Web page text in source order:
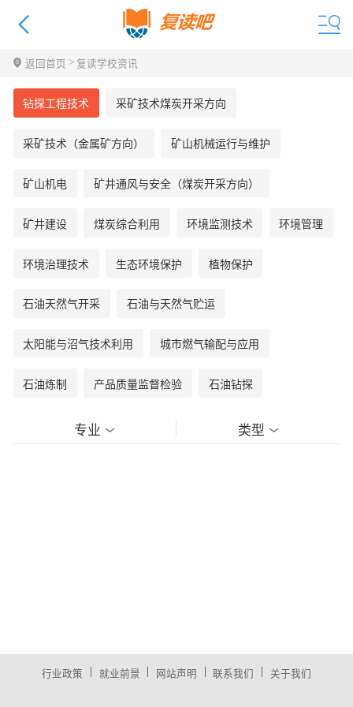
返回首页 > 复读学校资讯
钻探工程技术 采矿技术煤炭开采方向
采矿技术（金属矿方向） 矿山机械运行与维护
矿山机电 矿井通风与安全（煤炭开采方向）
矿井建设 煤炭综合利用 环境监测技术 环境管理
环境治理技术 生态环境保护 植物保护
石油天然气开采 石油与天然气贮运
太阳能与沼气技术利用 城市燃气输配与应用
石油炼制 产品质量监督检验 石油钻探
专业 类型
行业政策 就业前景 网站声明 联系我们 关于我们